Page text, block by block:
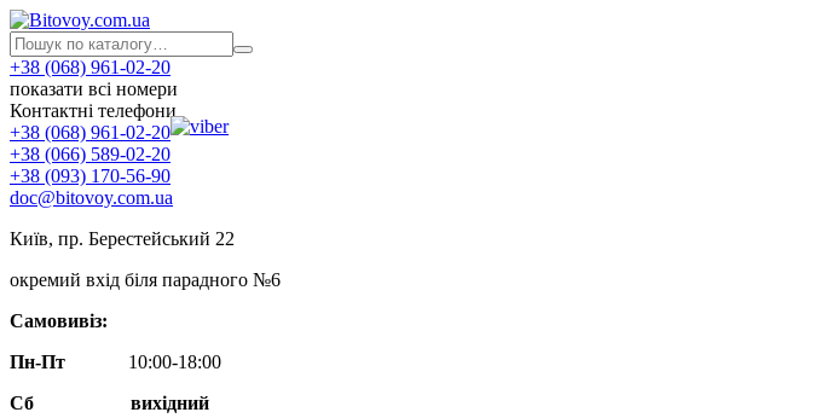
+38 (068) 961-02-20
показати всі номери
Контактні телефони
+38 (068) 961-02-20
+38 (066) 589-02-20
+38 (093) 170-56-90
doc@bitovoy.com.ua
Київ, пр. Берестейський 22
окремий вхід біля парадного №6
Самовивіз:
Пн-Пт
10:00-18:00
Сб
вихідний